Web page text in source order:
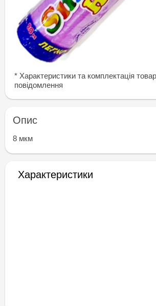
* Характеристики та комплектація
повідомлення
Опис
8 мкм
Характеристики